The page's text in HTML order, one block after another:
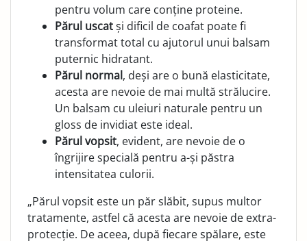
pentru volum care conține proteine.
Părul uscatși dificil de coafat poate fi
transformat total cu ajutorul unui balsam
puternic hidratant.
Părul normal, deși are o bună elasticitate,
acesta are nevoie de mai multă strălucire.
Un balsam cu uleiuri naturale pentru un
gloss de invidiat este ideal.
Părul vopsit, evident, are nevoie de o
îngrijire specială pentru a-și păstra
intensitatea culorii.
„Părul vopsit este un păr slăbit, supus multor
tratamente, astfel că acesta are nevoie de extra-
protecție. De aceea, după fiecare spălare, este